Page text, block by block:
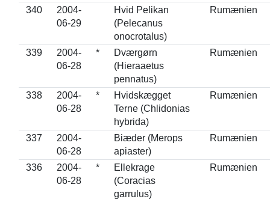
340
2004-
06-29
Hvid Pelikan
(Pelecanus
onocrotalus)
Rumænien
339
2004-
06-28
*
Dværgørn
(Hieraaetus
pennatus)
Rumænien
338
2004-
06-28
*
Hvidskægget
Terne (Chlidonias
hybrida)
Rumænien
337
2004-
06-28
Biæder (Merops
apiaster)
Rumænien
336
2004-
06-28
*
Ellekrage
(Coracias
garrulus)
Rumænien